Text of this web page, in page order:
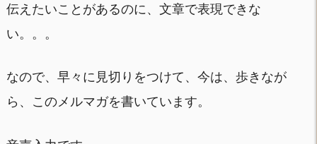
伝えたいことがあるのに、文章で表現できな
い。。。
なので、早々に見切りをつけて、今は、歩きなが
ら、このメルマガを書いています。